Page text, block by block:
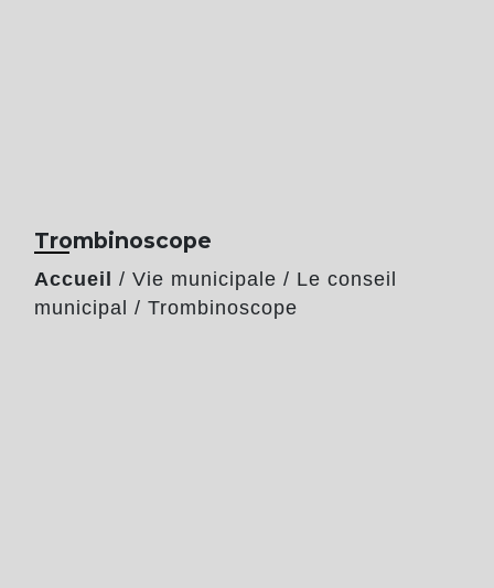
Trombinoscope
Accueil / Vie municipale / Le conseil
municipal / Trombinoscope